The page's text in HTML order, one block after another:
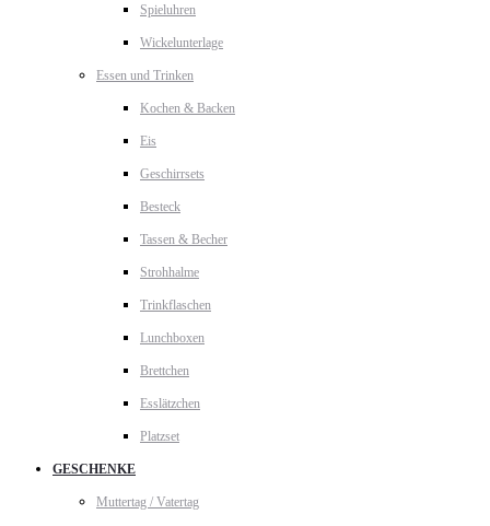
Spieluhren
Wickelunterlage
Essen und Trinken
Kochen & Backen
Eis
Geschirrsets
Besteck
Tassen & Becher
Strohhalme
Trinkflaschen
Lunchboxen
Brettchen
Esslätzchen
Platzset
GESCHENKE
Muttertag / Vatertag